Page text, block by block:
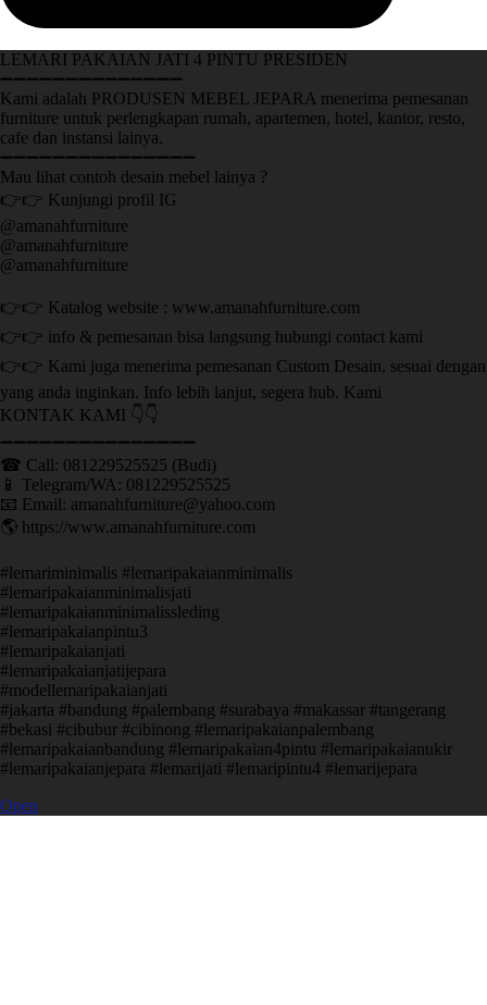
LEMARI PAKAIAN JATI 4 PINTU PRESIDEN
➖➖➖➖➖➖➖➖➖➖➖➖➖➖
Kami adalah PRODUSEN MEBEL JEPARA menerima pemesanan
furniture untuk perlengkapan rumah, apartemen, hotel, kantor, resto,
cafe dan instansi lainya.
➖➖➖➖➖➖➖➖➖➖➖➖➖➖➖
Mau lihat contoh desain mebel lainya ?
👉👉 Kunjungi profil IG
@amanahfurniture
@amanahfurniture
@amanahfurniture
👉👉 Katalog website : www.amanahfurniture.com
👉👉 info & pemesanan bisa langsung hubungi contact kami
👉👉 Kami juga menerima pemesanan Custom Desain, sesuai dengan
yang anda inginkan. Info lebih lanjut, segera hub. Kami
KONTAK KAMI 👇👇
➖➖➖➖➖➖➖➖➖➖➖➖➖➖➖ ㅤ
☎ Call: 081229525525 (Budi)
📱 Telegram/WA: 081229525525
📧 Email: amanahfurniture@yahoo.com
🌎 https://www.amanahfurniture.com
#lemariminimalis #lemaripakaianminimalis
#lemaripakaianminimalisjati
#lemaripakaianminimalissleding
#lemaripakaianpintu3
#lemaripakaianjati
#lemaripakaianjatijepara
#modellemaripakaianjati
#jakarta #bandung #palembang #surabaya #makassar #tangerang
#bekasi #cibubur #cibinong #lemaripakaianpalembang
#lemaripakaianbandung #lemaripakaian4pintu #lemaripakaianukir
#lemaripakaianjepara #lemarijati #lemaripintu4 #lemarijepara
Open